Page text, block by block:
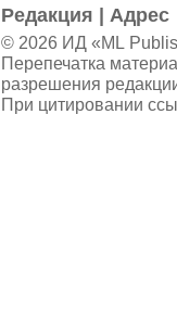
Редакция Адрес
© 2026 ИД «ML
Перепечатка
разрешения
При цитировании